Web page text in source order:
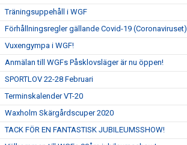
Träningsuppehåll i WGF
Förhållningsregler gällande Covid-19 (Coronaviruset)
Vuxengympa i WGF!
Anmälan till WGFs Påsklovsläger är nu öppen!
SPORTLOV 22-28 Februari
Terminskalender VT-20
Waxholm Skärgårdscuper 2020
TACK FÖR EN FANTASTISK JUBILEUMSSHOW!